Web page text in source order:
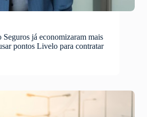
Seguros já economizaram mais
pontos Livelo para contratar